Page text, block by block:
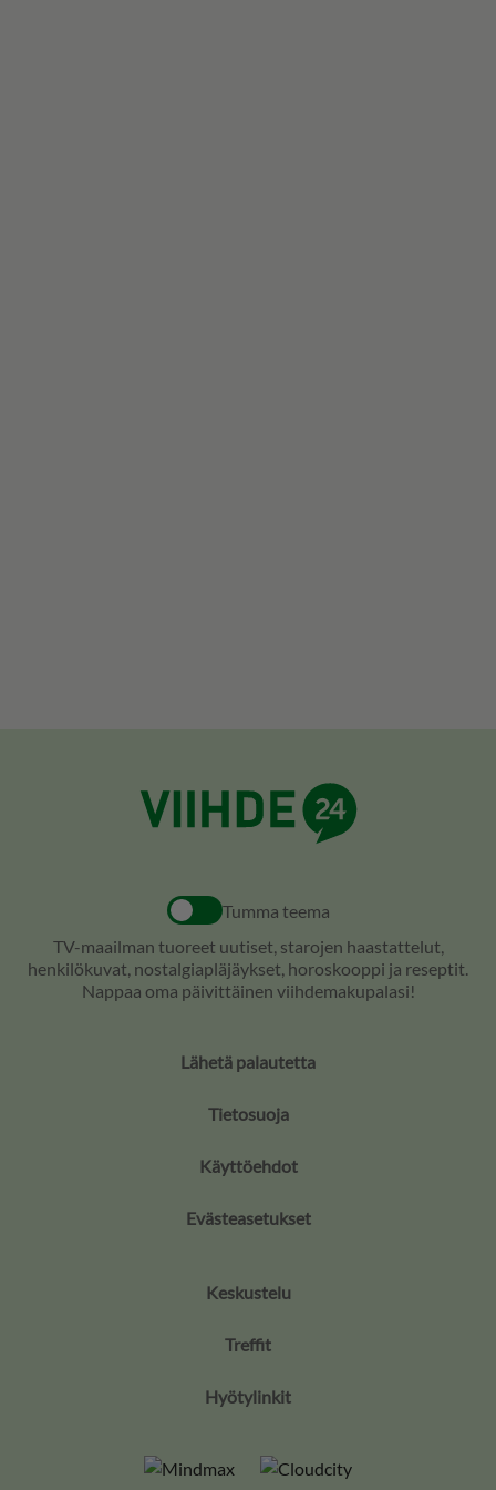
Tumma teema
TV-maailman tuoreet uutiset, starojen haastattelut,
henkilökuvat, nostalgiapläjäykset, horoskooppi ja reseptit.
Nappaa oma päivittäinen viihdemakupalasi!
Lähetä palautetta
Tietosuoja
Käyttöehdot
Evästeasetukset
Keskustelu
Treffit
Hyötylinkit